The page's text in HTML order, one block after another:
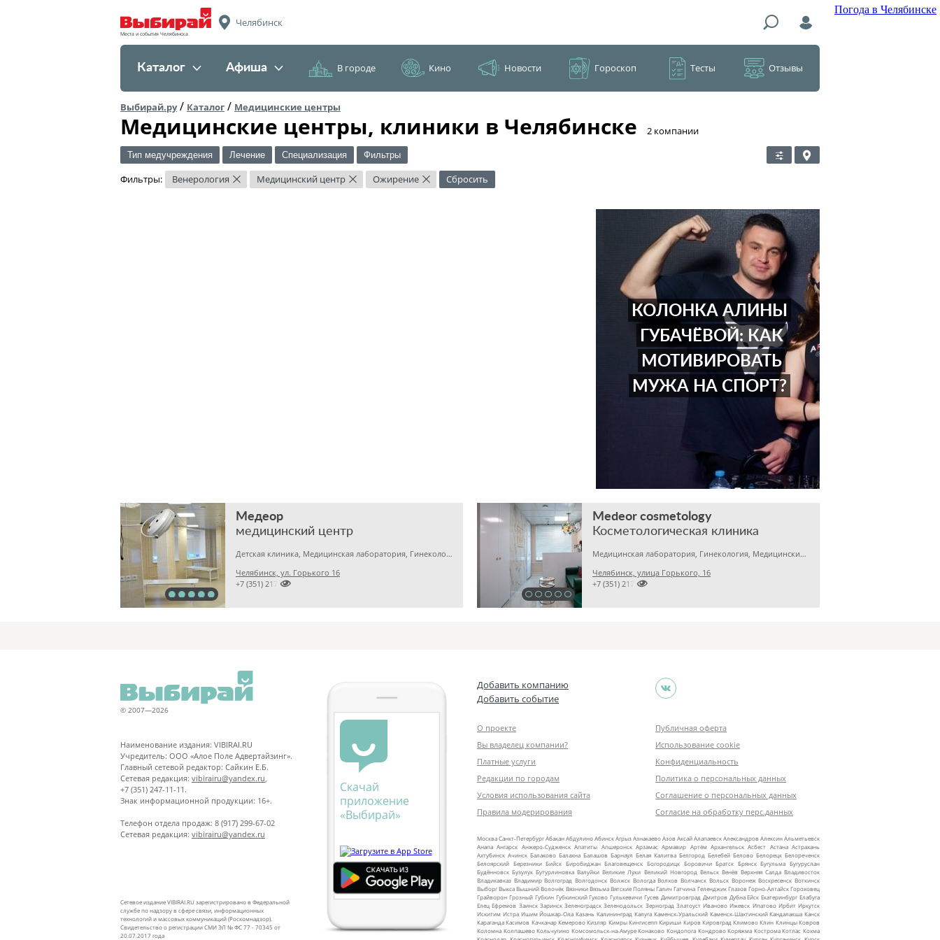
Погода в Челябинске
Места и события Челябинска
Челябинск
Каталог Афиша В городе Кино Новости Гороскоп Тесты Отзывы
Выбирай.ру/ Каталог / Медицинские центры
Медицинские центры, клиники в Челябинске ​2 компании
Тип медучреждения Лечение Специализация Фильтры
Фильтры: Венерология × Медицинский центр × Ожирение × Сбросить
КОЛОНКА АЛИНЫ
ГУБАЧЁВОЙ: КАК
МОТИВИРОВАТЬ
МУЖА НА СПОРТ?
Медеор
медицинский центр
Детская клиника, Медицинская лаборатория, Гинекология
Челябинск, ул. Горького 16

+7 (351) 2172376
Medeor cosmetology
Косметологическая клиника
Медицинская лаборатория, Гинекология, Медицинский центр
Челябинск, улица Горького, 16

+7 (351) 2170122
© 2007—2026
Наименование издания: VIBIRAI.RU
Учредитель: ООО «Алое Поле Адвертайзинг».
Главный сетевой редактор: Сайкин Е.Б.
Сетевая редакция: vibirairu@yandex.ru
+7 (351) 247-11-11.
Знак информационной продукции: 16+.
Телефон отдела продаж: 8 (917) 299-67-02
Сетевая редакция: vibirairu@yandex.ru
Сетевое издание VIBIRAI.RU зарегистрировано в Федеральной
службе по надзору в сфере связи, информационных
технологий и массовых коммуникаций (Роскомнадзор).
Свидетельство о регистрации СМИ ЭЛ № ФС 77 - 70345 от
20.07.2017 года
Скачай
приложение
«Выбирай»
Добавить компанию
Добавить событие
О проекте
Вы владелец компании?
Платные услуги
Редакции по городам
Условия использования сайта
Правила модерирования
Публичная оферта
Использование cookie
Конфиденциальность
Политика о персональных данных
Соглашение о персональных данных
Согласие на обработку перс.данных
МоскваСанкт‑ПетербургАбаканАбдулиноАбинскАгрызАзнакаевоАзовАксайАлапаевскАлександровАлексинАльметьевск
Анапа Ангарск Анжеро‑Судженск Апатиты Апшеронск Арзамас Армавир Артём Архангельск Асбест Астана Астрахань
Ахтубинск Ачинск Балаково Балахна Балашов Барнаул Белая Калитва Белгород Белебей Белово Белорецк Белореченск
Белоярский Березники Бийск Биробиджан Благовещенск Богородицк Боровичи Братск Брянск Бугульма Бугуруслан
Будённовск Бузулук Бутурлиновка Валуйки Великие Луки Великий Новгород Вельск Венёв Верхняя Салда Владивосток
Владикавказ Владимир Волгоград Волгодонск Волжск Вологда Волхов Волчанск Вольск Воронеж Воскресенск Воткинск
ВыборгВыкса Вышний Волочёк Вязники Вязьма Вятские Поляны Галич Гатчина Геленджик Глазов Горно‑АлтайскГороховец
Грайворон Грозный Губкин Губкинский Гуково Гулькевичи Гусев Димитровград Дмитров Дубна Ейск Екатеринбург Елабуга
Елец Ефремов Заинск Заринск Зеленоградск Зеленодольск Зерноград Златоуст Иваново Ижевск Ипатово Ирбит Иркутск
Искитим Истра Ишим Йошкар‑Ола Казань Калининград Калуга Каменск‑Уральский Каменск‑Шахтинский Кандалакша Канск
Караганда Касимов Качканар Кемерово Кизляр Кимры Кингисепп Кириши Киров Кировград Климово Клин Клинцы Ковров
Коломна Колпашево Кольчугино Комсомольск‑на‑Амуре Конаково Кондопога Кондрово Коряжма Кострома Котлас Кохма